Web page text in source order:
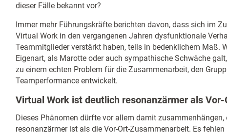
dieser Fälle bekannt vor?
Immer mehr Führungskräfte berichten davon, dass sich im
Virtual Work in den vergangenen Jahren dysfunktionale
Teammitglieder verstärkt haben, teils in bedenklichem Maß.
Eigenart, als Marotte oder auch sympathische Schwäche
zu einem echten Problem für die Zusammenarbeit, den
Teamperformance entwickelt.
Virtual Work ist deutlich resonanzärmer als
Dieses Phänomen dürfte vor allem damit
resonanzärmer ist als die Vor-Ort-Zusammenarbeit. Es